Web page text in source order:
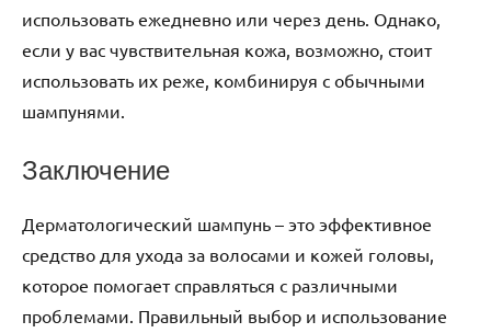
использовать ежедневно или через день. Однако,
если у вас чувствительная кожа, возможно, стоит
использовать их реже, комбинируя с обычными
шампунями.
Заключение
Дерматологический шампунь – это эффективное
средство для ухода за волосами и кожей головы,
которое помогает справляться с различными
проблемами. Правильный выбор и использование